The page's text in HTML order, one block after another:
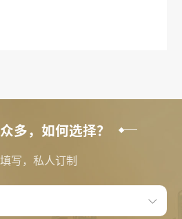
多，如何选择？
写，私人订制